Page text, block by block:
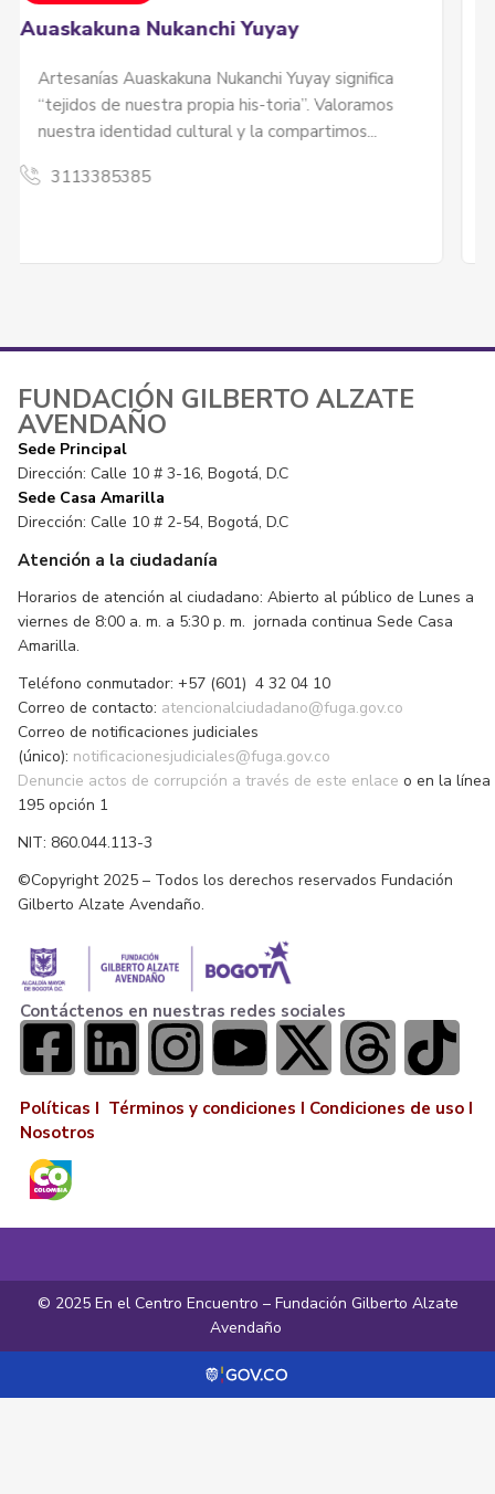
Diseños Persy
Somos un emprendiendo familiar que busca
visibilizar...
FUNDACIÓN GILBERTO ALZATE
AVENDAÑO
Sede Principal
Dirección: Calle 10 # 3-16, Bogotá, D.C
Sede Casa Amarilla
Dirección: Calle 10 # 2-54, Bogotá, D.C
Atención a la ciudadanía
Horarios de atención al ciudadano: Abierto al público de Lunes a
viernes de 8:00 a. m. a 5:30 p. m. jornada continua Sede Casa
Amarilla.
Teléfono conmutador: +57 (601) 4 32 04 10
Correo de contacto: atencionalciudadano@fuga.gov.co
Correo de notificaciones judiciales
(único): notificacionesjudiciales@fuga.gov.co
Denuncie actos de corrupción a través de este enlace o en la línea
195 opción 1
NIT: 860.044.113-3
©Copyright 2025 – Todos los derechos reservados Fundación
Gilberto Alzate Avendaño.
Contáctenos en nuestras redes sociales
Políticas I Términos y condiciones I Condiciones de uso I
Nosotros
© 2025 En el Centro Encuentro – Fundación Gilberto Alzate
Avendaño